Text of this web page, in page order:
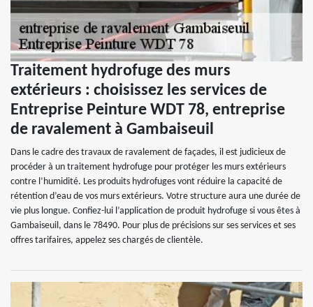
Traitement hydrofuge des murs
extérieurs : choisissez les services de
Entreprise Peinture WDT 78, entreprise
de ravalement à Gambaiseuil
Dans le cadre des travaux de ravalement de façades, il est judicieux de
procéder à un traitement hydrofuge pour protéger les murs extérieurs
contre l’humidité. Les produits hydrofuges vont réduire la capacité de
rétention d’eau de vos murs extérieurs. Votre structure aura une durée de
vie plus longue. Confiez-lui l’application de produit hydrofuge si vous êtes à
Gambaiseuil, dans le 78490. Pour plus de précisions sur ses services et ses
offres tarifaires, appelez ses chargés de clientèle.